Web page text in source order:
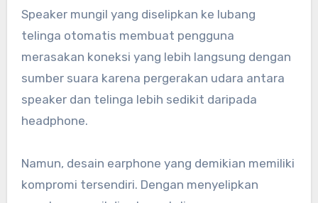
Speaker mungil yang diselipkan ke lubang
telinga otomatis membuat pengguna
merasakan koneksi yang lebih langsung dengan
sumber suara karena pergerakan udara antara
speaker dan telinga lebih sedikit daripada
headphone.
Namun, desain earphone yang demikian memiliki
kompromi tersendiri. Dengan menyelipkan